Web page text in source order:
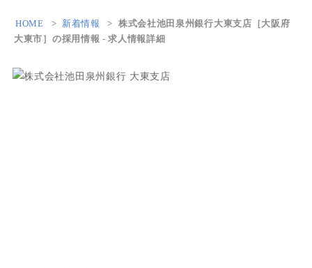
HOME 新着情報
株式会社池田泉州銀行大東支店［大阪府
大東市］の採用情報 - 求人情報詳細